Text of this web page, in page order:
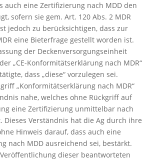
auch eine Zertifizierung nach MDD den
sofern sie gem. Art. 120 Abs. 2 MDR
jedoch zu berücksichtigen, dass zur
eine Bieterfrage gestellt worden ist.
der Deckenversorgungseinheit
„CE-Konformitätserklärung nach MDR“
dass „diese“ vorzulegen sei.
„Konformitätserklärung nach MDR“
nahe, welches ohne Rückgriff auf
eine Zertifizierung unmittelbar nach
Dieses Verständnis hat die Ag durch ihre
Hinweis darauf, dass auch eine
nach MDD ausreichend sei, bestärkt.
dieser beantworteten